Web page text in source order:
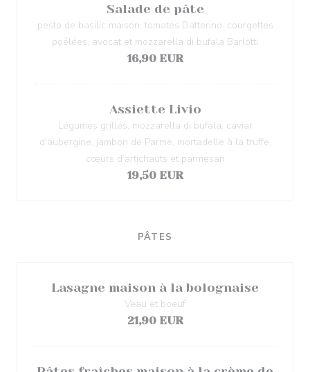
Salade de pâte
pesto de basilic maison, tomates Datterino, courgettes
poêlées, avocat et mozzarella di bufala Barlotti
16,90 EUR
Assiette Livio
Légumes grillés, mozzarella di bufala, caviar
d'aubergine, jambon de Parme, mortadelle à la truffe,
cœurs d’artichauts et parmesan
19,50 EUR
PÂTES
Lasagne maison à la bolognaise
Veau et boeuf
21,90 EUR